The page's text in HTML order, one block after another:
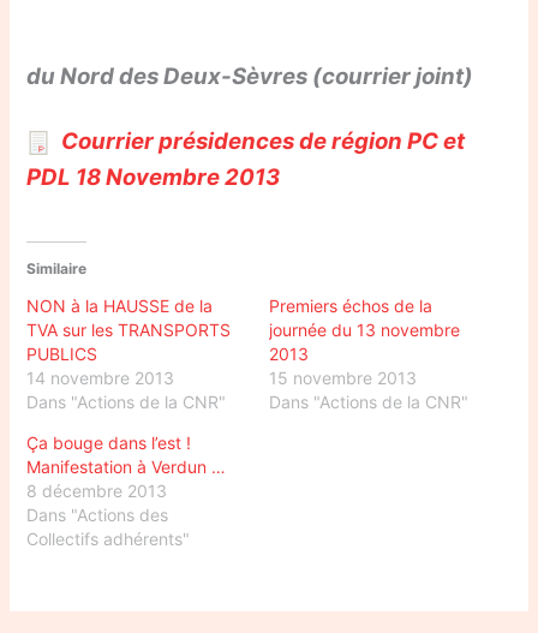
du Nord des Deux-Sèvres (courrier joint)
Courrier présidences de région PC et
PDL 18 Novembre 2013
Similaire
NON à la HAUSSE de la
TVA sur les TRANSPORTS
PUBLICS
14 novembre 2013
Dans "Actions de la CNR"
Premiers échos de la
journée du 13 novembre
2013
15 novembre 2013
Dans "Actions de la CNR"
Ça bouge dans l’est !
Manifestation à Verdun …
8 décembre 2013
Dans "Actions des
Collectifs adhérents"